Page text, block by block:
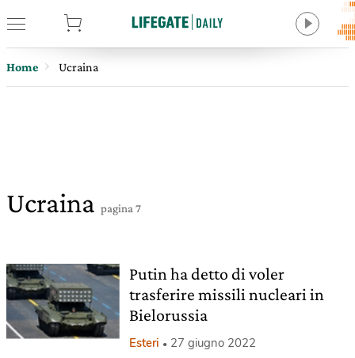
Home Ucraina
Ucraina pagina 7
Putin ha detto di voler
trasferire missili nucleari in
Bielorussia
Esteri 27 giugno 2022